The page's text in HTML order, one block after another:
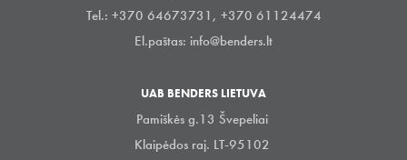
Tel.: +370 64673731, +370 61124474
El.paštas: info@benders.lt
UAB BENDERS LIETUVA
Pamiškės g.13 Švepeliai
Klaipėdos raj. LT-95102